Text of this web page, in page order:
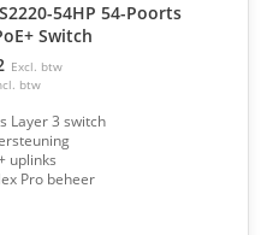
54HP 54-Poorts
Switch
Excl. btw
btw
Layer 3 switch
uplinks
Pro beheer